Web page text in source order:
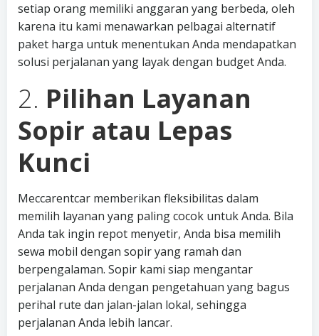
setiap orang memiliki anggaran yang berbeda, oleh
karena itu kami menawarkan pelbagai alternatif
paket harga untuk menentukan Anda mendapatkan
solusi perjalanan yang layak dengan budget Anda.
2. Pilihan Layanan
Sopir atau Lepas
Kunci
Meccarentcar memberikan fleksibilitas dalam
memilih layanan yang paling cocok untuk Anda. Bila
Anda tak ingin repot menyetir, Anda bisa memilih
sewa mobil dengan sopir yang ramah dan
berpengalaman. Sopir kami siap mengantar
perjalanan Anda dengan pengetahuan yang bagus
perihal rute dan jalan-jalan lokal, sehingga
perjalanan Anda lebih lancar.